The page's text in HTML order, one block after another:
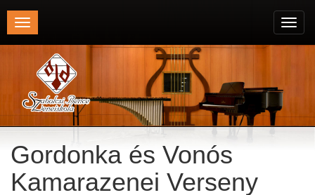
Toggle
navigation
Gordonka és Vonós
Kamarazenei Verseny